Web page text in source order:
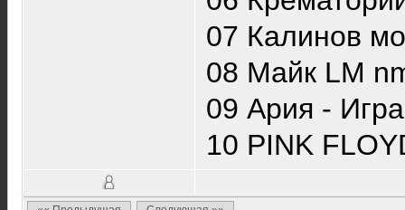
07 Калинов
08 Майк LM
09 Ария -
10 PINK